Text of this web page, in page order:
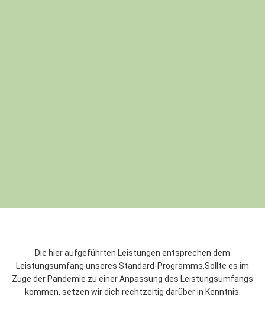
Die hier aufgeführten Leistungen entsprechen dem
Leistungsumfang unseres Standard-Programms. Sollte es im
Zuge der Pandemie zu einer Anpassung des Leistungsumfangs
kommen, setzen wir dich rechtzeitig darüber in Kenntnis.